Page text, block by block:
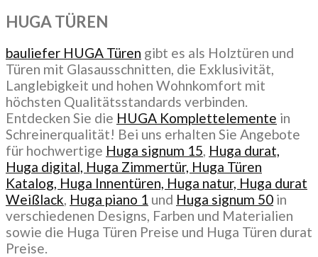
HUGA TÜREN
bauliefer HUGA Türen gibt es als Holztüren und
Türen mit Glasausschnitten, die Exklusivität,
Langlebigkeit und hohen Wohnkomfort mit
höchsten Qualitätsstandards verbinden.
Entdecken Sie die HUGA Komplettelemente in
Schreinerqualität! Bei uns erhalten Sie Angebote
für hochwertige Huga signum 15, Huga durat,
Huga digital, Huga Zimmertür, Huga Türen
Katalog, Huga Innentüren, Huga natur, Huga durat
Weißlack, Huga piano 1 und Huga signum 50 in
verschiedenen Designs, Farben und Materialien
sowie die Huga Türen Preise und Huga Türen durat
Preise.